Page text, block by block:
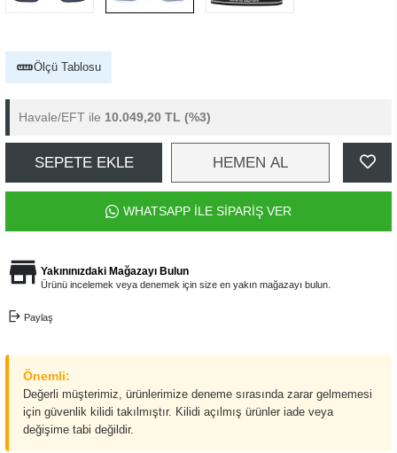
Ölçü Tablosu
Havale/EFT ile 10.049,20 TL (%3)
SEPETE EKLE HEMEN AL
WHATSAPP İLE SİPARİŞ VER
Yakınınızdaki Mağazayı Bulun
Ürünü incelemek veya denemek için size en yakın mağazayı bulun.
Paylaş
Önemli:
Değerli müşterimiz, ürünlerimize deneme sırasında zarar gelmemesi
için güvenlik kilidi takılmıştır. Kilidi açılmış ürünler iade veya
değişime tabi değildir.